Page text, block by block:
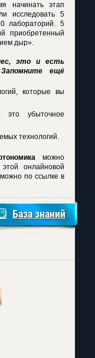
начинать этап
исследовать 5
лабораторий. 5
приобретенный
дыр».
это и есть
ещё
которые вы
это убыточное
технологий.
можно
онлайновой
по ссылке в
База знаний